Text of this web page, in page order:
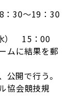
30～19：30
） 15：00
ムに結果を郵
開で行う。
協会競技規